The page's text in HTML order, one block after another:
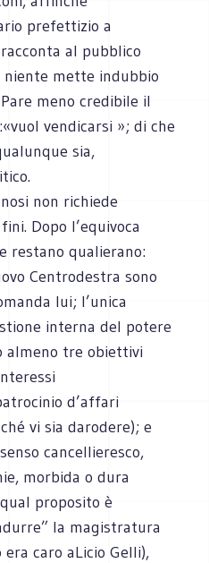
prefettizio a
al pubblico
mette indubbio
meno credibile il
vendicarsi »; di che
sia,
non richiede
Dopo l’equivoca
restano qualierano:
Centrodestra sono
lui; l’unica
interna del potere
almeno tre obiettivi
d’affari
vi sia darodere); e
cancellieresco,
morbida o dura
proposito è
la magistratura
caro aLicio Gelli),